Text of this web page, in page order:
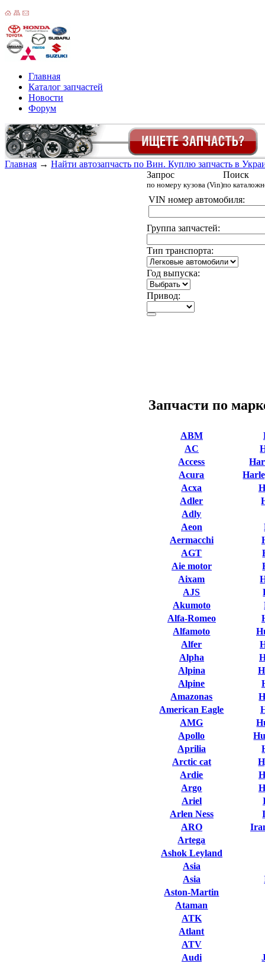
Главная
Каталог запчастей
Новости
Форум
Главная → Найти автозапчасть по Вин. Куплю запчасть в
Запрос
по номеру кузова (Vin)
Поиск
по
VIN номер автомобиля:
Группа запчастей:
Тип транспорта:
Год выпуска:
Привод:
Запчасти по
ABM
AC
Access
Acura
Acxa
Adler
Adly
Aeon
Aermacchi
AGT
Aie motor
Aixam
AJS
Akumoto
Alfa-Romeo
Alfamoto
Alfer
Alpha
Alpina
Alpine
Amazonas
American Eagle
AMG
Apollo
Aprilia
Arctic cat
Ardie
Argo
Ariel
Arlen Ness
ARO
Artega
Ashok Leyland
Asia
Asia
Aston-Martin
Ataman
ATK
Atlant
ATV
Audi